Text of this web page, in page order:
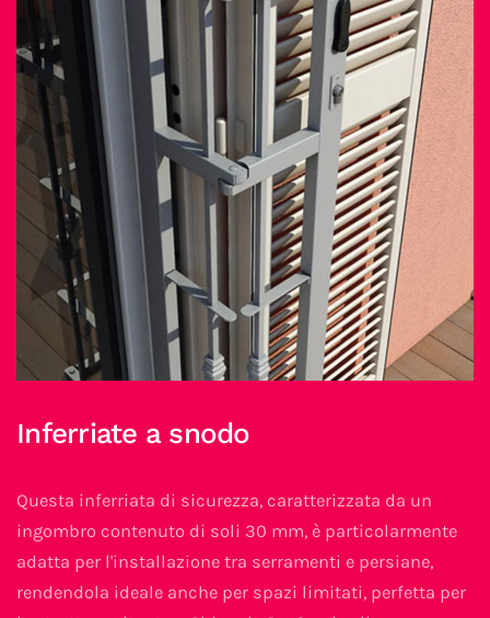
Inferriate a snodo
Questa inferriata di sicurezza, caratterizzata da un
ingombro contenuto di soli 30 mm, è particolarmente
adatta per l'installazione tra serramenti e persiane,
rendendola ideale anche per spazi limitati, perfetta per